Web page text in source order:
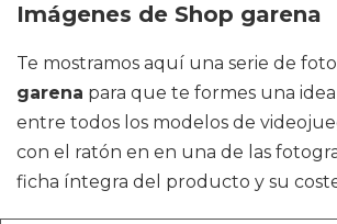
Imágenes de Shop garena
Te mostramos aquí una serie de
garena para que te formes una
entre todos los modelos de
con el ratón en en una de las
ficha íntegra del producto y su